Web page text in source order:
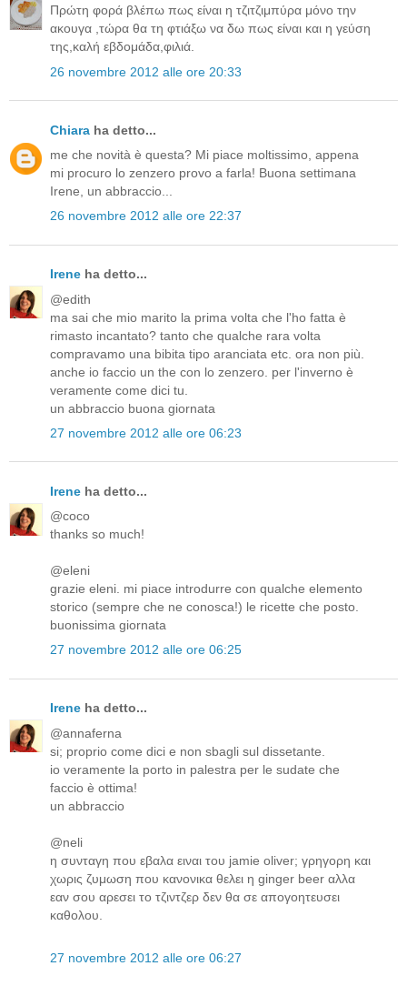
Πρώτη φορά βλέπω πως είναι η τζιτζιμπύρα μόνο την
ακουγα ,τώρα θα τη φτιάξω να δω πως είναι και η γεύση
της,καλή εβδομάδα,φιλιά.
26 novembre 2012 alle ore 20:33
Chiara ha detto...
me che novità è questa? Mi piace moltissimo, appena
mi procuro lo zenzero provo a farla! Buona settimana
Irene, un abbraccio...
26 novembre 2012 alle ore 22:37
Irene ha detto...
@edith
ma sai che mio marito la prima volta che l'ho fatta è
rimasto incantato? tanto che qualche rara volta
compravamo una bibita tipo aranciata etc. ora non più.
anche io faccio un the con lo zenzero. per l'inverno è
veramente come dici tu.
un abbraccio buona giornata
27 novembre 2012 alle ore 06:23
Irene ha detto...
@coco
thanks so much!
@eleni
grazie eleni. mi piace introdurre con qualche elemento
storico (sempre che ne conosca!) le ricette che posto.
buonissima giornata
27 novembre 2012 alle ore 06:25
Irene ha detto...
@annaferna
si; proprio come dici e non sbagli sul dissetante.
io veramente la porto in palestra per le sudate che
faccio è ottima!
un abbraccio
@neli
η συνταγη που εβαλα ειναι του jamie oliver; γρηγορη και
χωρις ζυμωση που κανονικα θελει η ginger beer αλλα
εαν σου αρεσει το τζιντζερ δεν θα σε απογοητευσει
καθολου.
27 novembre 2012 alle ore 06:27